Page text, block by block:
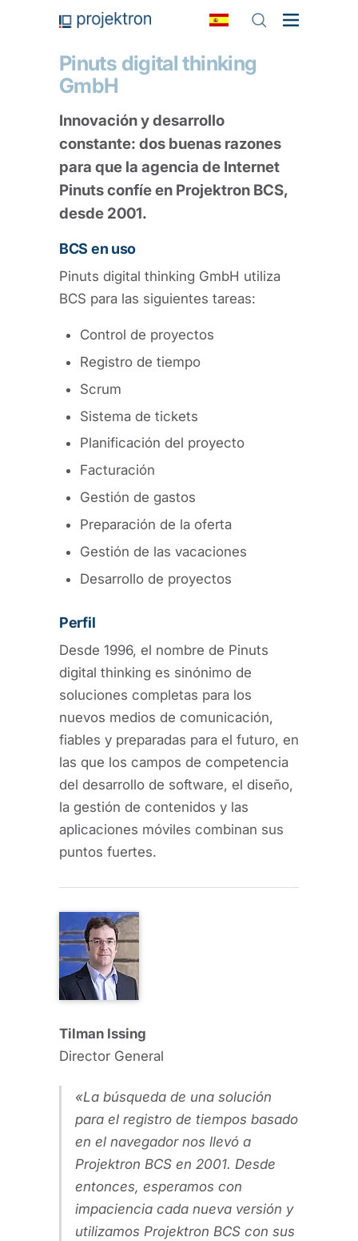
Pinuts digital thinking
GmbH
Innovación y desarrollo
constante: dos buenas razones
para que la agencia de Internet
Pinuts confíe en Projektron BCS,
desde 2001.
BCS en uso
Pinuts digital thinking GmbH utiliza
BCS para las siguientes tareas:
Control de proyectos
Registro de tiempo
Scrum
Sistema de tickets
Planificación del proyecto
Facturación
Gestión de gastos
Preparación de la oferta
Gestión de las vacaciones
Desarrollo de proyectos
Perfil
Desde 1996, el nombre de Pinuts
digital thinking es sinónimo de
soluciones completas para los
nuevos medios de comunicación,
fiables y preparadas para el futuro, en
las que los campos de competencia
del desarrollo de software, el diseño,
la gestión de contenidos y las
aplicaciones móviles combinan sus
puntos fuertes.
Tilman Issing
Director General
La búsqueda de una solución
para el registro de tiempos basado
en el navegador nos llevó a
Projektron BCS en 2001. Desde
entonces, esperamos con
impaciencia cada nueva versión y
utilizamos Projektron BCS con sus